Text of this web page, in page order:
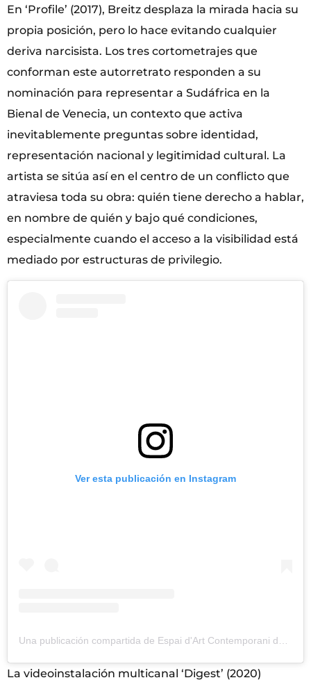
En ‘Profile’ (2017), Breitz desplaza la mirada hacia su
propia posición, pero lo hace evitando cualquier
deriva narcisista. Los tres cortometrajes que
conforman este autorretrato responden a su
nominación para representar a Sudáfrica en la
Bienal de Venecia, un contexto que activa
inevitablemente preguntas sobre identidad,
representación nacional y legitimidad cultural. La
artista se sitúa así en el centro de un conflicto que
atraviesa toda su obra: quién tiene derecho a hablar,
en nombre de quién y bajo qué condiciones,
especialmente cuando el acceso a la visibilidad está
mediado por estructuras de privilegio.
Ver esta publicación en Instagram
Una publicación compartida de Espai d'Art Contemporani de Castelló (@eacc_castello)
La videoinstalación multicanal ‘Digest’ (2020)